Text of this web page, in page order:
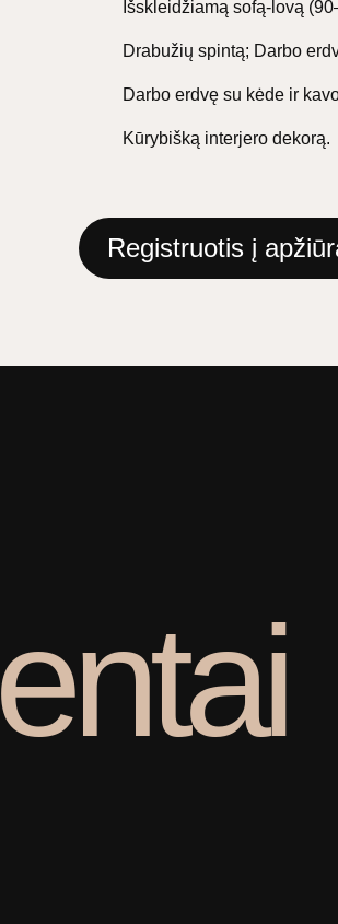
Išskleidžiamą sofą-lovą
Drabužių spintą; Darbo
Darbo erdvę su kėde ir
Kūrybišką interjero dekorą.
Registruotis į
entai